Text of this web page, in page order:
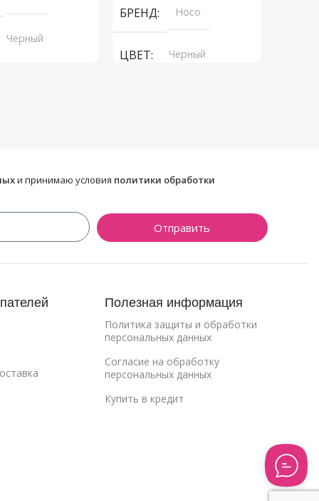
Черный
БРЕНД Hoco
ЦВЕТ Черный
и принимаю условия политики обработки
Отправить
Полезная информация
Политика защиты и обработки
персональных данных
Cогласие на обработку
персональных данных
Купить в кредит